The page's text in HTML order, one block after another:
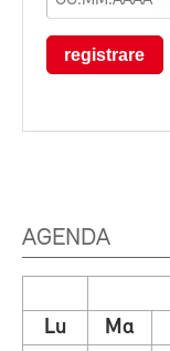
registrare
AGENDA
Lu Ma